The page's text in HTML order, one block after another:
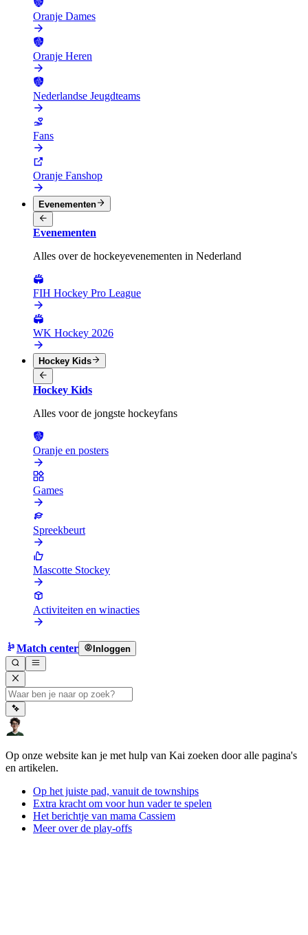
Oranje Dames
Oranje Heren
Nederlandse Jeugdteams
Fans
Oranje Fanshop
Evenementen
Evenementen
Alles over de hockeyevenementen in Nederland
FIH Hockey Pro League
WK Hockey 2026
Hockey Kids
Hockey Kids
Alles voor de jongste hockeyfans
Oranje en posters
Games
Spreekbeurt
Mascotte Stockey
Activiteiten en winacties
Match center Inloggen
Op onze website kan je met hulp van Kai zoeken door alle pagina's
en artikelen.
Op het juiste pad, vanuit de townships
Extra kracht om voor hun vader te spelen
Het berichtje van mama Cassiem
Meer over de play-offs